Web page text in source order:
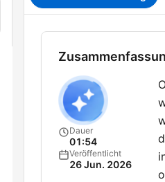
Dauer
01:54
Veröffentlicht
26 Jun. 2026